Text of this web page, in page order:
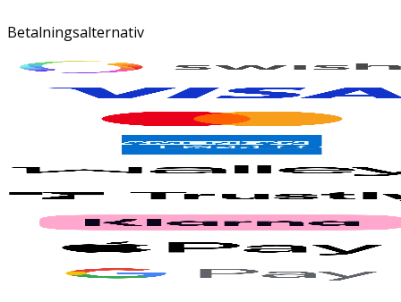
Betalningsalternativ